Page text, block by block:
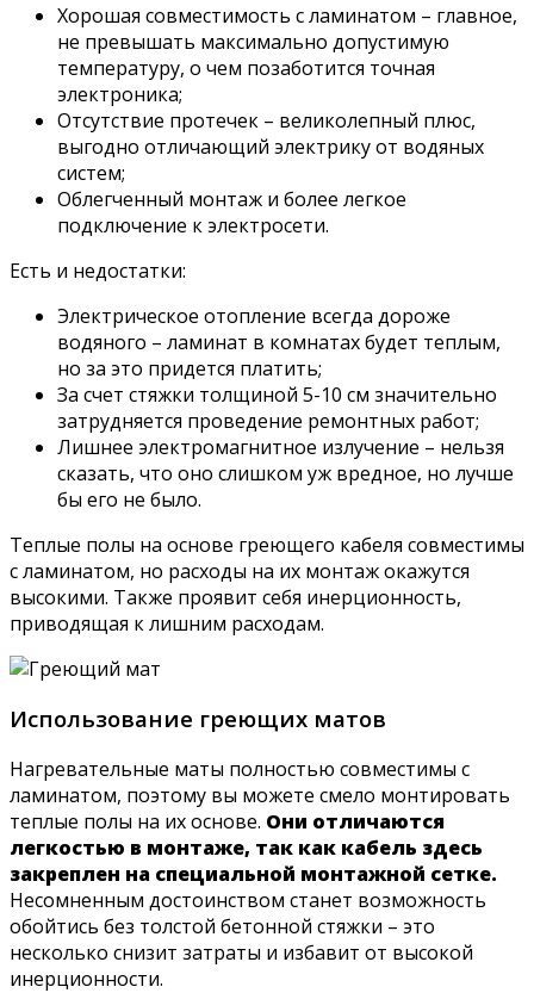
Хорошая совместимость с ламинатом – главное,
не превышать максимально допустимую
температуру, о чем позаботится точная
электроника;
Отсутствие протечек – великолепный плюс,
выгодно отличающий электрику от водяных
систем;
Облегченный монтаж и более легкое
подключение к электросети.
Есть и недостатки:
Электрическое отопление всегда дороже
водяного – ламинат в комнатах будет теплым,
но за это придется платить;
За счет стяжки толщиной 5-10 см значительно
затрудняется проведение ремонтных работ;
Лишнее электромагнитное излучение – нельзя
сказать, что оно слишком уж вредное, но лучше
бы его не было.
Теплые полы на основе греющего кабеля совместимы
с ламинатом, но расходы на их монтаж окажутся
высокими. Также проявит себя инерционность,
приводящая к лишним расходам.
Использование греющих матов
Нагревательные маты полностью совместимы с
ламинатом, поэтому вы можете смело монтировать
теплые полы на их основе. Они отличаются
легкостью в монтаже, так как кабель здесь
закреплен на специальной монтажной сетке.
Несомненным достоинством станет возможность
обойтись без толстой бетонной стяжки – это
несколько снизит затраты и избавит от высокой
инерционности.